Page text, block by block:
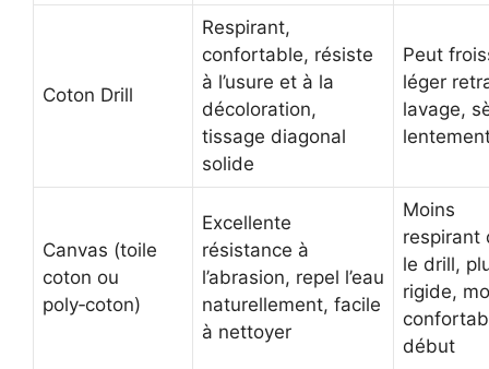
Coton Drill
Respirant,
confortable, résiste
à l’usure et à la
décoloration,
tissage diagonal
solide
Peut
léger
lavage,
Canvas (toile
coton ou
poly‑coton)
Excellente
résistance à
l’abrasion, repel l’eau
naturellement, facile
à nettoyer
Moins
respirant
le drill,
rigide,
début